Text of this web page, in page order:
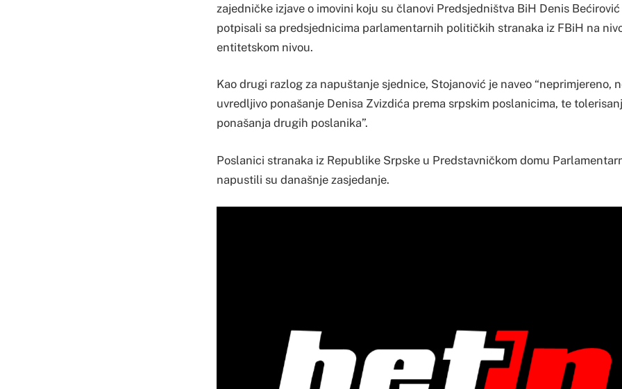
zajedničke izjave o imovini koju su članovi Predsjedništva BiH Denis
potpisali sa predsjednicima parlamentarnih političkih stranaka iz FBiH na
entitetskom nivou.
Kao drugi razlog za napuštanje sjednice, Stojanović je naveo “neprimjereno,
uvredljivo ponašanje Denisa Zvizdića prema srpskim poslanicima, te
ponašanja drugih poslanika”.
Poslanici stranaka iz Republike Srpske u Predstavničkom domu
napustili su današnje zasjedanje.